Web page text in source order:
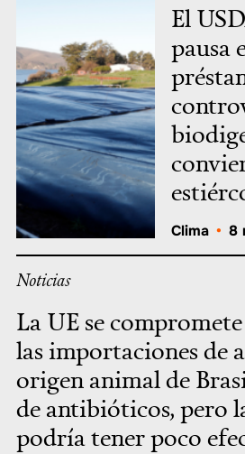
El
pausa
Clima • 8
Noticias
La UE se
las importaciones de
origen animal de
de antibióticos, pero
podría tener poco